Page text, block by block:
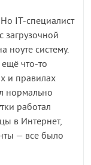
IT-специалист
загрузочной
ноуте систему.
ещё что-то
и правилах
нормально
работал
в Интернет,
— все было